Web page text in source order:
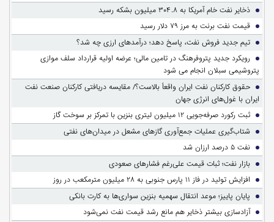
ذخایر نفت خام آمریکا به ۳۰۴.۸ میلیون بشکه رسید
قیمت نفت برنت به مرز ۷۹ دلار رسید
تیم جدید فروش نفت، پاسخ دهد؛ درآمدهای ارزی چه شد؟
رویکرد جدید پتروفرهنگ در تامین مالی؛ عرضه اولیه قرارداد سلف موازی
پتروشیمی سبلان انجام می شود
حقوق کارکنان نفت ایران واقعاً بالاست؟/ مقایسه دریافتی کارکنان صنعت نفت
ایران با غول‌های انرژی جهان
ثبت رکورد صرفه‌جویی ۱۲ میلیون لیتری بنزین با تمرکز بر سوخت گاز
شتاب‌گیری عملیات جمع‌آوری گازهای مشعل در میدان‌های نفتی
نفت ۵ درصد ارزان شد
بازار نفت؛ ثبات قیمت علی‌رغم فشارهای صعودی
افزایش تولید در فاز ۱۱ پارس جنوبی به ۲۸ میلیون مترمکعب در روز
پایان پاییز؛ موعد انتقال سهمیه بنزین سواری‌ها به کارت بانکی
آزادسازی بیشتر ذخایر هم مانع رشد قیمت نفت نمی‌شود